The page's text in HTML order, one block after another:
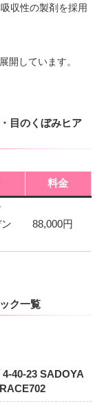
収性の製剤を採用
開しています。
目のくぼみヒア
料金
88,000円
ク一覧
40-23 SADOYA